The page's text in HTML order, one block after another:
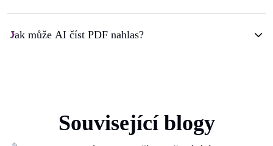
Jak může AI číst PDF nahlas?
Související blogy